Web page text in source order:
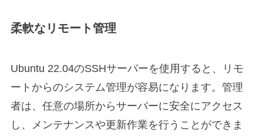
柔軟なリモート管理
Ubuntu 22.04のSSHサーバーを使用すると、リモ
ートからのシステム管理が容易になります。管理
者は、任意の場所からサーバーに安全にアクセス
し、メンテナンスや更新作業を行うことができま